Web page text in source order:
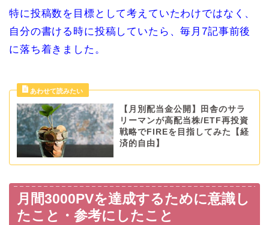
特に投稿数を目標として考えていたわけではなく、
自分の書ける時に投稿していたら、毎月7記事前後
に落ち着きました。
【月別配当金公開】田舎のサラ
リーマンが高配当株/ETF再投資
戦略でFIREを目指してみた【経
済的自由】
月間3000PVを達成するために意識し
たこと・参考にしたこと